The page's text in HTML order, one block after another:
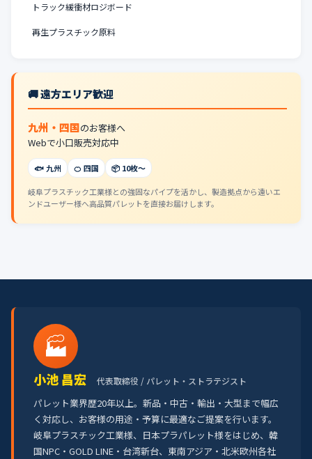
トラック緩衝材ロジボード
再生プラスチック原料
🚚 遠方エリア歓迎
九州・四国のお客様へ
Webで小口販売対応中
🐟 九州 🍊 四国 📦 10枚〜
岐阜プラスチック工業様との強固なパイプを活かし、製造拠点から遠いエ
ンドユーザー様へ高品質パレットを直接お届けします。
🏭
小池 昌宏 代表取締役 / パレット・ストラテジスト
パレット業界歴20年以上。新品・中古・輸出・大型まで幅広
く対応し、お客様の用途・予算に最適なご提案を行います。
岐阜プラスチック工業様、日本プラパレット様をはじめ、韓
国NPC・GOLD LINE・台湾新台、東南アジア・北米欧州各社